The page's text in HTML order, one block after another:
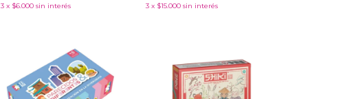
3 x $6.000 sin interés
3 x $15.000 sin interés